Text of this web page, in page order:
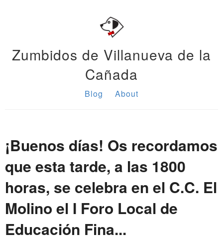
Zumbidos de Villanueva de la
Cañada
Blog About
¡Buenos días! Os recordamos
que esta tarde, a las 1800
horas, se celebra en el C.C. El
Molino el I Foro Local de
Educación Fina...